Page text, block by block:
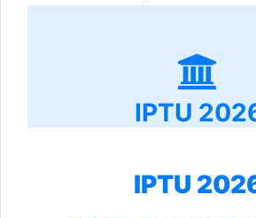
IPTU
IPTU